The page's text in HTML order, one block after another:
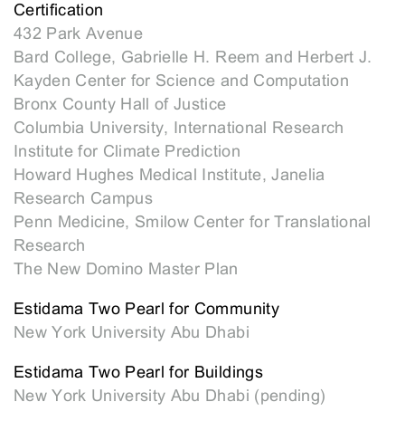
Certification
432 Park Avenue
Bard College, Gabrielle H. Reem and Herbert J.
Kayden Center for Science and Computation
Bronx County Hall of Justice
Columbia University, International Research
Institute for Climate Prediction
Howard Hughes Medical Institute, Janelia
Research Campus
Penn Medicine, Smilow Center for Translational
Research
The New Domino Master Plan
Estidama Two Pearl for Community
New York University Abu Dhabi
Estidama Two Pearl for Buildings
New York University Abu Dhabi (pending)